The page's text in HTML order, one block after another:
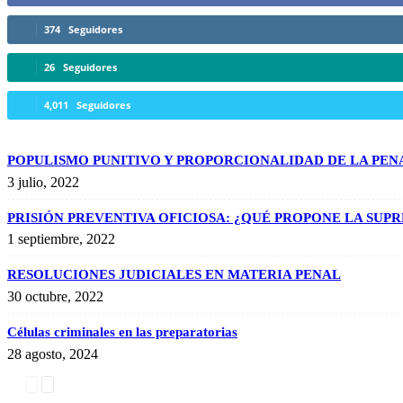
374 Seguidores
26 Seguidores
4,011 Seguidores
POPULISMO PUNITIVO Y PROPORCIONALIDAD DE LA
3 julio, 2022
PRISIÓN PREVENTIVA OFICIOSA: ¿QUÉ PROPONE LA
1 septiembre, 2022
RESOLUCIONES JUDICIALES EN MATERIA PENAL
30 octubre, 2022
Células criminales en las preparatorias
28 agosto, 2024